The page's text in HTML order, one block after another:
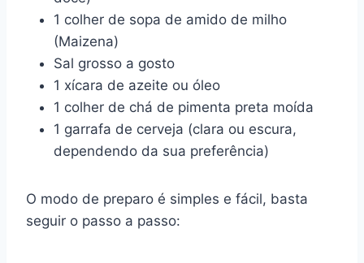
1 colher de sopa de amido de milho
(Maizena)
Sal grosso a gosto
1 xícara de azeite ou óleo
1 colher de chá de pimenta preta moída
1 garrafa de cerveja (clara ou escura,
dependendo da sua preferência)
O modo de preparo é simples e fácil, basta
seguir o passo a passo: